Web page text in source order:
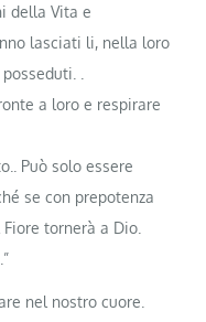
della Vita e
lasciati li, nella loro
.
a loro e respirare
Può solo essere
se con prepotenza
tornerà a Dio.
nel nostro cuore.